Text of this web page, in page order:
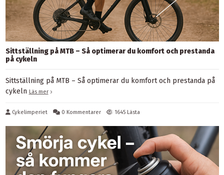
Sittställning på MTB – Så optimerar du komfort och prestanda
på cykeln
Sittställning på MTB – Så optimerar du komfort och prestanda på
cykeln Läs mer
Cykelimperiet 0 Kommentarer 1645 Lästa